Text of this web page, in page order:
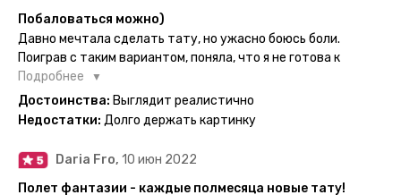
Побаловаться можно)
Давно мечтала сделать тату, но ужасно боюсь боли.
Поиграв с таким вариантом, поняла, что я не готова к
постоянной тату. Поэтому благодарю, что есть такая
возможность. Муж смог сделать тату в нескольких местах
одной картинкой).
Подробнее
Достоинства: Выглядит реалистично
Недостатки: Долго держать картинку
Daria Fro, 10 июн 2022
Полет фантазии - каждые полмесяца новые тату!